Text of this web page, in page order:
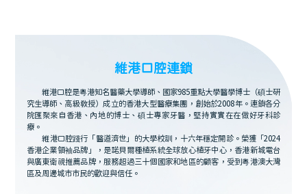
維港口腔連鎖
維港口腔是粵港知名醫藥大學導師、國家985重點大學醫學博士（碩士研
究生導師、高級教授）成立的香港大型醫療集團，創始於2008年。連鎖各分
院匯聚來自香港、內地的博士、碩士專家牙醫，堅持實實在在做好牙科診
療。
維港口腔踐行「醫道濟世」的大學校訓，十六年穩定開診。榮獲「2024
香港企業領袖品牌」，是諾貝爾種植系統全球放心植牙中心，香港新城電台
與廣東衛視推薦品牌，服務超過三十個國家和地區的顧客，受到粵港澳大灣
區及周邊城市市民的歡迎與信任。